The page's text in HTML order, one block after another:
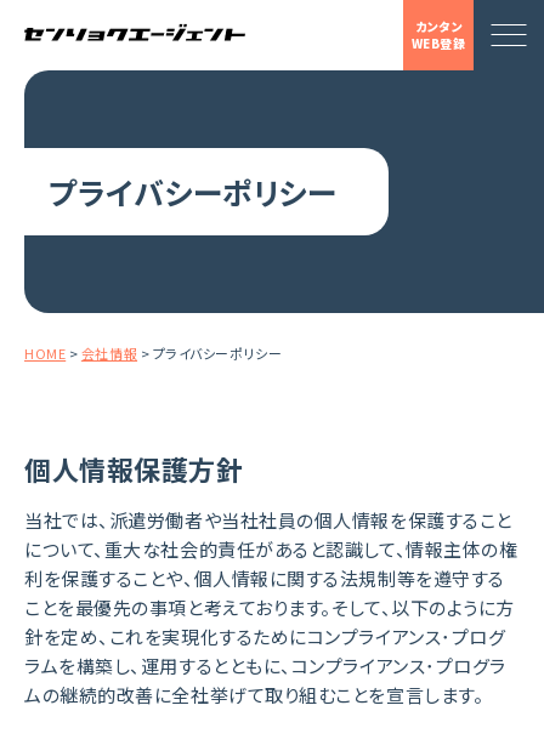
カンタン
WEB登録
プライバシーポリシー
HOME >会社情報 >プライバシーポリシー
個人情報保護方針
当社では、派遣労働者や当社社員の個人情報を保護すること
について、重大な社会的責任があると認識して、情報主体の権
利を保護することや、個人情報に関する法規制等を遵守する
ことを最優先の事項と考えております。そして、以下のように方
針を定め、これを実現化するためにコンプライアンス･プログ
ラムを構築し、運用するとともに、コンプライアンス･プログラ
ムの継続的改善に全社挙げて取り組むことを宣言します。